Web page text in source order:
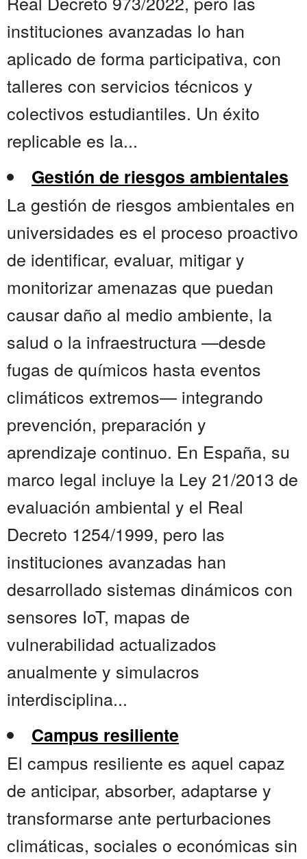
instituciones avanzadas lo han
aplicado de forma participativa, con
talleres con servicios técnicos y
colectivos estudiantiles. Un éxito
replicable es la...
Gestión de riesgos ambientales
La gestión de riesgos ambientales en
universidades es el proceso proactivo
de identificar, evaluar, mitigar y
monitorizar amenazas que puedan
causar daño al medio ambiente, la
salud o la infraestructura —desde
fugas de químicos hasta eventos
climáticos extremos— integrando
prevención, preparación y
aprendizaje continuo. En España, su
marco legal incluye la Ley 21/2013 de
evaluación ambiental y el Real
Decreto 1254/1999, pero las
instituciones avanzadas han
desarrollado sistemas dinámicos con
sensores IoT, mapas de
vulnerabilidad actualizados
anualmente y simulacros
interdisciplina...
Campus resiliente
El campus resiliente es aquel capaz
de anticipar, absorber, adaptarse y
transformarse ante perturbaciones
climáticas, sociales o económicas sin